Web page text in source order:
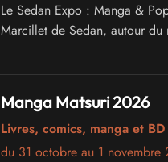
Le Sedan Expo : Manga &
Marcillet de Sedan, autour
Manga Matsuri 2026
Livres, comics, manga et BD
du 31 octobre au 1 novembre